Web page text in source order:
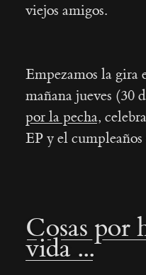
viejos amigos.
Empezamos la gira
mañana jueves (30
por la pecha,
EP y el
Cosas por
vida ...